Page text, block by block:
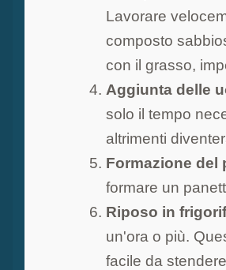
Lavorare
composto
con il grasso,
Aggiunta delle
solo il tempo
altrimenti
Formazione del
formare un
Riposo in
un'ora o più.
facile da